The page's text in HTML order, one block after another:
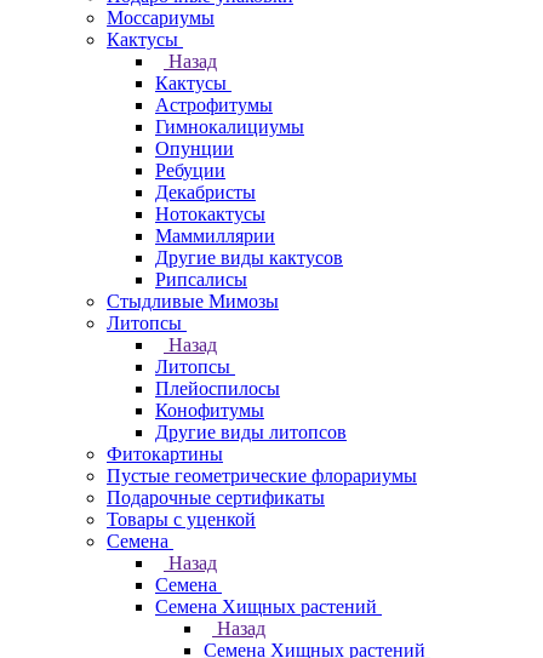
Моссариумы
Кактусы
Назад
Кактусы
Астрофитумы
Гимнокалициумы
Опунции
Ребуции
Декабристы
Нотокактусы
Маммиллярии
Другие виды кактусов
Рипсалисы
Стыдливые Мимозы
Литопсы
Назад
Литопсы
Плейоспилосы
Конофитумы
Другие виды литопсов
Фитокартины
Пустые геометрические флорариумы
Подарочные сертификаты
Товары с уценкой
Семена
Назад
Семена
Семена Хищных растений
Назад
Семена Хищных растений